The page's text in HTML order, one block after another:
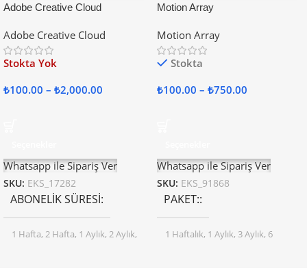
Adobe Creative Cloud
Adobe Creative Cloud
Stokta Yok
₺100.00 – ₺2,000.00
Whatsapp ile Sipariş Ver
SKU: EKS_17282
ABONELIK SÜRESI
1 Hafta, 2 Hafta, 1 Aylık, 2 Aylık,
Motion Array
Motion Array
Stokta
₺100.00 – ₺750.00
Whatsapp ile Sipariş Ver
SKU: EKS_91868
PAKET:
1 Haftalık, 1 Aylık, 3 Aylık, 6